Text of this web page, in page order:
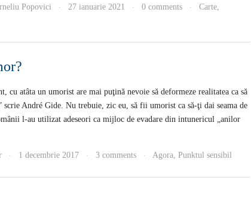
Popovici · 27 ianuarie 2021 · 0 comments · Carte,
cu atâta un umorist are mai puţină nevoie să deformeze realitatea ca să
scrie André Gide. Nu trebuie, zic eu, să fii umorist ca să-ţi dai seama de
l-au utilizat adeseori ca mijloc de evadare din intunericul „anilor
· 1 decembrie 2017 · 3 comments · Agora, Punktul sensibil